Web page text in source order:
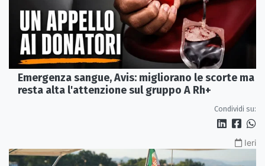
Emergenza sangue, Avis: migliorano le scorte ma
resta alta l'attenzione sul gruppo A Rh+
Condividi su:
Ieri